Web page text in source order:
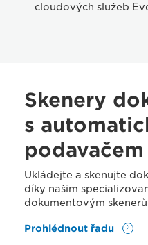
cloudových služeb
Skenery
s
Ukládejte a skenujte
díky našim
dokumentovým
Prohlédnout řadu